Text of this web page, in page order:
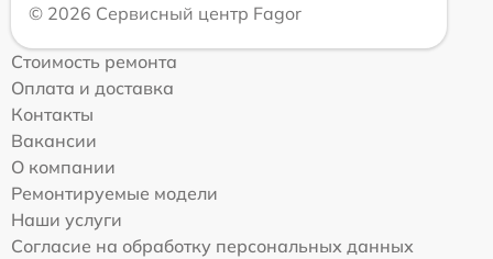
© 2026 Сервисный центр Fagor
Стоимость ремонта
Оплата и доставка
Контакты
Вакансии
О компании
Ремонтируемые модели
Наши услуги
Согласие на обработку персональных данных